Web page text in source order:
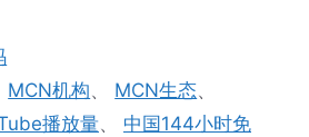
MCN机构、 MCN生态、
播放量、 中国144小时免